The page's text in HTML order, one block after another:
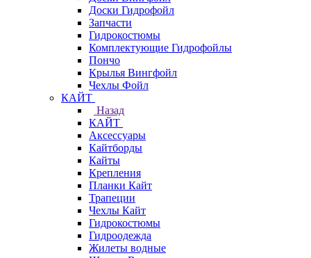
Доски Гидрофойл
Запчасти
Гидрокостюмы
Комплектующие Гидрофойлы
Пончо
Крылья Вингфойл
Чехлы Фойл
КАЙТ
Назад
КАЙТ
Аксессуары
Кайтборды
Кайты
Крепления
Планки Кайт
Трапеции
Чехлы Кайт
Гидрокостюмы
Гидроодежда
Жилеты водные